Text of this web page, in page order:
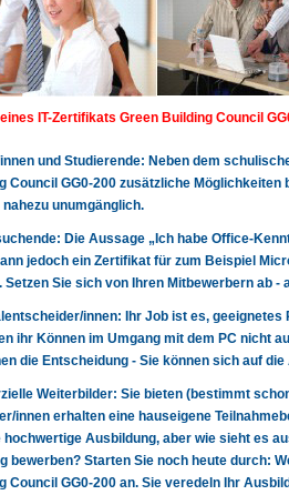
IT-Zertifikats Green Building Council
und Studierende: Neben dem
Council GG0-200 zusätzliche
unumgänglich.
Die Aussage „Ich habe Office-
jedoch ein Zertifikat für zum Beispiel
Setzen Sie sich von Ihren Mitbewerbern ab
innen: Ihr Job ist es,
ihr Können im Umgang mit dem PC nicht
die Entscheidung - Sie können sich auf
Weiterbilder: Sie bieten (bestimmt
innen erhalten eine hauseigene
hochwertige Ausbildung, aber wie sieht es
bewerben? Starten Sie noch heute durch:
Council GG0-200 an. Sie veredeln Ihr